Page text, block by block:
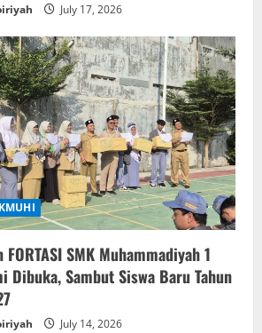
July 17, 2026
FORTASI SMK Muhammadiyah 1
Dibuka, Sambut Siswa Baru Tahun
July 14, 2026